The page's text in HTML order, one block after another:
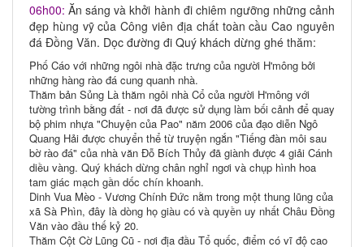
06h00:Ăn sáng và khởi hành đi chiêm ngưỡng những cảnh
đẹp hùng vỹ của Công viên địa chất toàn cầu Cao nguyên
đá Đồng Văn. Dọc đường đi Quý khách dừng ghé thăm:
Phố Cáo với những ngôi nhà đặc trưng của người H'mông bởi
những hàng rào đá cung quanh nhà.
Thăm bản Sủng Là thăm ngôi nhà Cổ của người H'mông với
tường trình bằng đất - nơi đã được sử dụng làm bối cảnh để quay
bộ phim nhựa "Chuyện của Pao" năm 2006 của đạo diễn Ngô
Quang Hải được chuyển thể từ truyện ngắn "Tiếng đàn môi sau
bờ rào đá" của nhà văn Đỗ Bích Thủy đã giành được 4 giải Cánh
diều vàng. Quý khách dừng chân nghỉ ngơi và chụp hình hoa
tam giác mạch gần dốc chín khoanh.
Dinh Vua Mèo - Vương Chính Đức nằm trong một thung lũng của
xã Sà Phìn, đây là dòng họ giàu có và quyền uy nhất Châu Đồng
Văn vào đầu thế kỷ 20.
Thăm Cột Cờ Lũng Cũ - nơi địa đầu Tổ quốc, điểm có vĩ độ cao